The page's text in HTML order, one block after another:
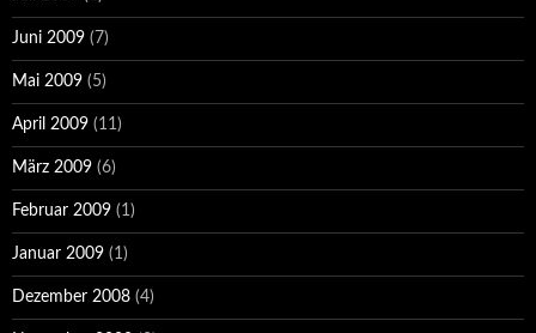
Juni 2009 (7)
Mai 2009 (5)
April 2009 (11)
März 2009 (6)
Februar 2009 (1)
Januar 2009 (1)
Dezember 2008 (4)